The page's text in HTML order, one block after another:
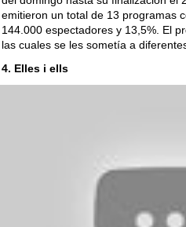
emitieron un total de 13 programas
144.000 espectadores y 13,5%. El
las cuales se les sometía a
4. Elles i ells